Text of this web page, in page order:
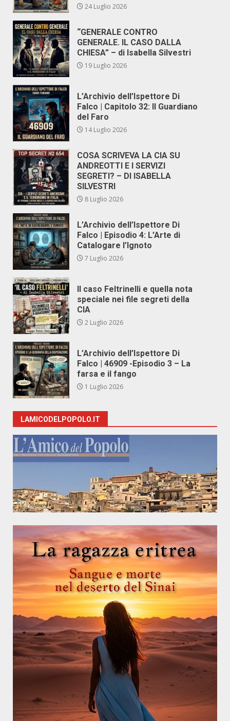
24 Luglio 2026
“GENERALE CONTRO
GENERALE. IL CASO DALLA
CHIESA” – di Isabella Silvestri
19 Luglio 2026
L’Archivio dell’Ispettore Di
Falco | Capitolo 32: Il Guardiano
del Faro
14 Luglio 2026
COSA SCRIVEVA LA CIA SU
ANDREOTTI E I SERVIZI
SEGRETI? – DI ISABELLA
SILVESTRI
8 Luglio 2026
L’Archivio dell’Ispettore Di
Falco | Episodio 4: L’Arte di
Catalogare l’Ignoto
7 Luglio 2026
Il caso Feltrinelli e quella nota
speciale nei file segreti della
CIA
2 Luglio 2026
L’Archivio dell’Ispettore Di
Falco | 46909 -Episodio 3 – La
farsa e il fango
1 Luglio 2026
LAMICODELPOPOLO.IT